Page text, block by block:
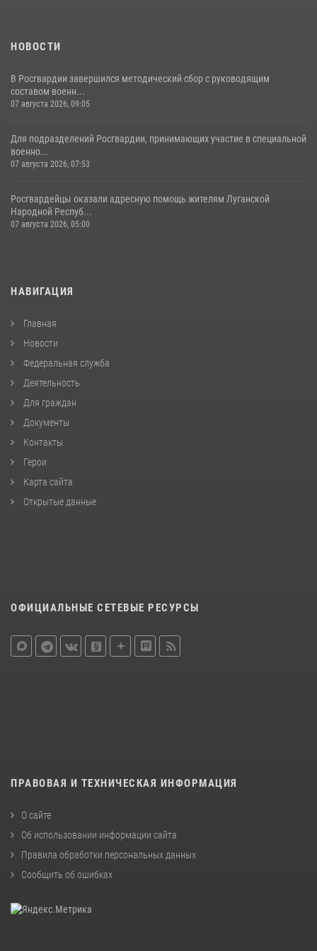
НОВОСТИ
В Росгвардии завершился методический сбор с руководящим
составом военн...
07 августа 2026, 09:05
Для подразделений Росгвардии, принимающих участие в специальной
военно...
07 августа 2026, 07:53
Росгвардейцы оказали адресную помощь жителям Луганской
Народной Респуб...
07 августа 2026, 05:00
НАВИГАЦИЯ
Главная
Новости
Федеральная служба
Деятельность
Для граждан
Документы
Контакты
Герои
Карта сайта
Открытые данные
ОФИЦИАЛЬНЫЕ СЕТЕВЫЕ РЕСУРСЫ
ПРАВОВАЯ И ТЕХНИЧЕСКАЯ ИНФОРМАЦИЯ
О сайте
Об использовании информации сайта
Правила обработки персональных данных
Сообщить об ошибках